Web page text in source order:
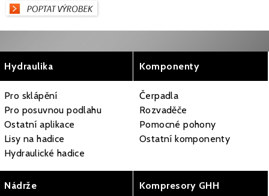
Hydraulika
Pro sklápění
Pro posuvnou podlahu
Ostatní aplikace
Lisy na hadice
Hydraulické hadice
Komponenty
Čerpadla
Rozvaděče
Pomocné pohony
Ostatní komponenty
Nádrže Kompresory GHH